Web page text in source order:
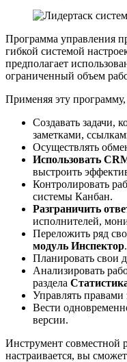
Программа управления
гибкой системой
предполагает
ограниченный объем
Применяя эту
Создавать задачи,
заметками,
Осуществлять
Использовать
выстроить
Контролировать
системы Канбан.
Разграничить
исполнителей,
Переложить ряд
модуль Инспектор.
Планировать свои
Анализировать
раздела
Управлять правами
Вести
версии.
Инструмент совместной
настраивается, вы